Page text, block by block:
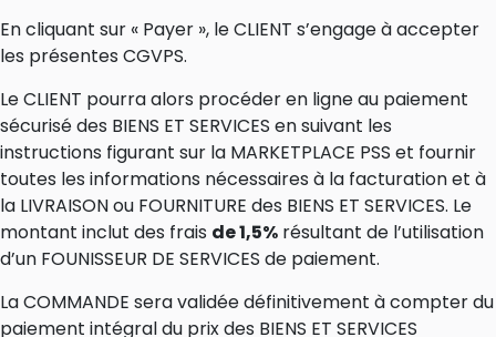
En cliquant sur « Payer », le CLIENT s’engage à accepter
les présentes CGVPS.
Le CLIENT pourra alors procéder en ligne au paiement
sécurisé des BIENS ET SERVICES en suivant les
instructions figurant sur la MARKETPLACE PSS et fournir
toutes les informations nécessaires à la facturation et à
la LIVRAISON ou FOURNITURE des BIENS ET SERVICES. Le
montant inclut des frais de 1,5% résultant de l’utilisation
d’un FOUNISSEUR DE SERVICES de paiement.
La COMMANDE sera validée définitivement à compter du
paiement intégral du prix des BIENS ET SERVICES